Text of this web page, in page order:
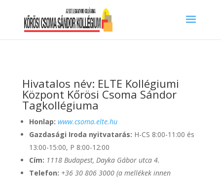
Hivatalos név: ELTE Kollégiumi
Központ Kőrösi Csoma Sándor
Tagkollégiuma
Honlap: www.csoma.elte.hu
Gazdasági Iroda nyitvatarás: H-CS 8:00-11:00 és
13:00-15:00, P 8:00-12:00
Cím: 1118 Budapest, Dayka Gábor utca 4.
Telefon: +36 30 806 3000(a mellékek innen